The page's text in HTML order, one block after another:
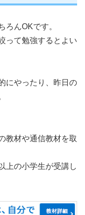
ろんOKです。
って勉強するとよい
にやったり、昨日の
教材や通信教材を取
上の小学生が受講し